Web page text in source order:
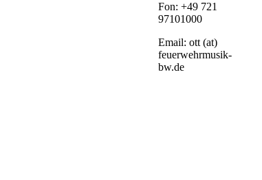
Fon: +49 721
97101000
Email: ott (at)
feuerwehrmusik-
bw.de